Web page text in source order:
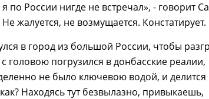
я по России нигде не встречал», - говорит
жалуется, не возмущается. Констатирует.
в город из большой России, чтобы
погрузился в донбасские реалии,
не было ключевою водой, и делится
Находясь тут безвылазно, привыкаешь,